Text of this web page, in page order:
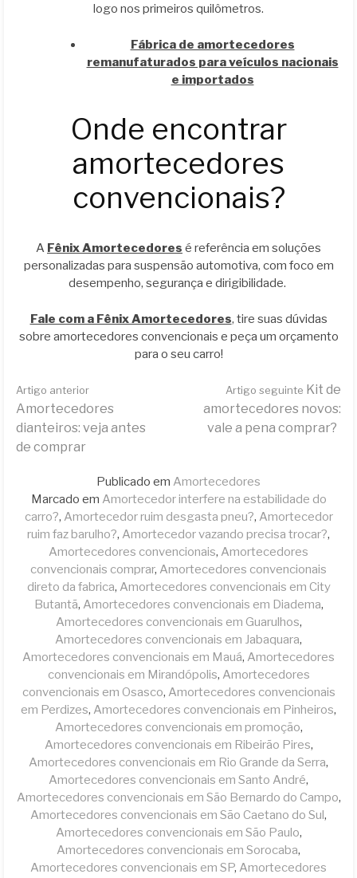
logo nos primeiros quilômetros.
Fábrica de amortecedores
remanufaturados para veículos nacionais
e importados
Onde encontrar
amortecedores
convencionais?
A Fênix Amortecedores é referência em soluções
personalizadas para suspensão automotiva, com foco em
desempenho, segurança e dirigibilidade.
Fale com a Fênix Amortecedores, tire suas dúvidas
sobre amortecedores convencionais e peça um orçamento
para o seu carro!
Continue
lendo
Artigo anterior
Amortecedores
dianteiros: veja antes
de comprar
Artigo seguinte Kit de
amortecedores novos:
vale a pena comprar?
Publicado em Amortecedores
Marcado em Amortecedor interfere na estabilidade do
carro?, Amortecedor ruim desgasta pneu?, Amortecedor
ruim faz barulho?, Amortecedor vazando precisa trocar?,
Amortecedores convencionais, Amortecedores
convencionais comprar, Amortecedores convencionais
direto da fabrica, Amortecedores convencionais em City
Butantã, Amortecedores convencionais em Diadema,
Amortecedores convencionais em Guarulhos,
Amortecedores convencionais em Jabaquara,
Amortecedores convencionais em Mauá, Amortecedores
convencionais em Mirandópolis, Amortecedores
convencionais em Osasco, Amortecedores convencionais
em Perdizes, Amortecedores convencionais em Pinheiros,
Amortecedores convencionais em promoção,
Amortecedores convencionais em Ribeirão Pires,
Amortecedores convencionais em Rio Grande da Serra,
Amortecedores convencionais em Santo André,
Amortecedores convencionais em São Bernardo do Campo,
Amortecedores convencionais em São Caetano do Sul ,
Amortecedores convencionais em São Paulo,
Amortecedores convencionais em Sorocaba,
Amortecedores convencionais em SP, Amortecedores